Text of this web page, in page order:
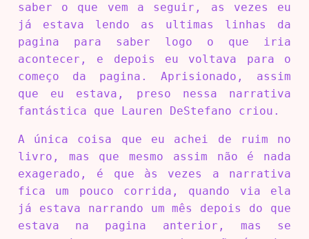
saber o que vem a seguir, as vezes eu
já estava lendo as ultimas linhas da
pagina para saber logo o que iria
acontecer, e depois eu voltava para o
começo da pagina. Aprisionado, assim
que eu estava, preso nessa narrativa
fantástica que Lauren DeStefano criou.
A única coisa que eu achei de ruim no
livro, mas que mesmo assim não é nada
exagerado, é que às vezes a narrativa
fica um pouco corrida, quando via ela
já estava narrando um mês depois do que
estava na pagina anterior, mas se